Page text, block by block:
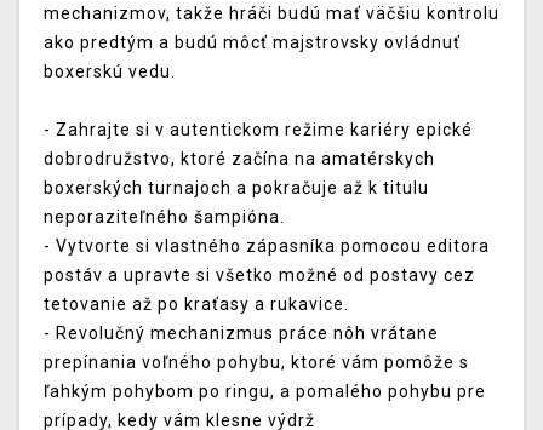
mechanizmov, takže hráči budú mať väčšiu kontrolu
ako predtým a budú môcť majstrovsky ovládnuť
boxerskú vedu.
- Zahrajte si v autentickom režime kariéry epické
dobrodružstvo, ktoré začína na amatérskych
boxerských turnajoch a pokračuje až k titulu
neporaziteľného šampióna.
- Vytvorte si vlastného zápasníka pomocou editora
postáv a upravte si všetko možné od postavy cez
tetovanie až po kraťasy a rukavice.
- Revolučný mechanizmus práce nôh vrátane
prepínania voľného pohybu, ktoré vám pomôže s
ľahkým pohybom po ringu, a pomalého pohybu pre
prípady, kedy vám klesne výdrž